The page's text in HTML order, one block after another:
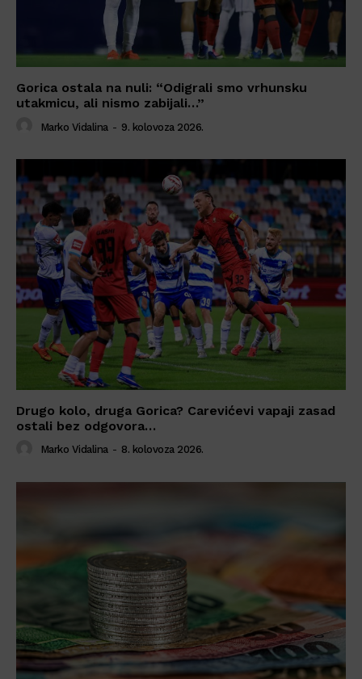
Gorica ostala na nuli: “Odigrali smo vrhunsku
utakmicu, ali nismo zabijali…”
Marko Vidalina - 9. kolovoza 2026.
Drugo kolo, druga Gorica? Carevićevi vapaji zasad
ostali bez odgovora…
Marko Vidalina - 8. kolovoza 2026.